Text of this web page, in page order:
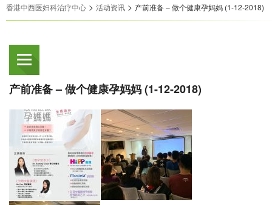
香港中西医妇科治疗中心 > 活动资​​讯 > 产前准备 – 做个健康孕妈妈 (1-12-2018)
产前准备 – 做个健康孕妈妈 (1-12-2018)